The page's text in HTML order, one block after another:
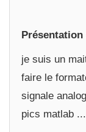
Présentation
je suis un
faire le
signale
pics matlab